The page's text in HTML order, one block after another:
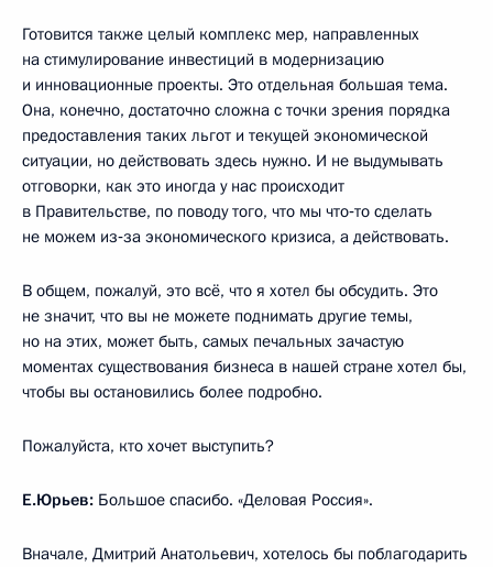
Готовится также целый комплекс мер, направленных
на стимулирование инвестиций в модернизацию
и инновационные проекты. Это отдельная большая тема.
Она, конечно, достаточно сложна с точки зрения порядка
предоставления таких льгот и текущей экономической
ситуации, но действовать здесь нужно. И не выдумывать
отговорки, как это иногда у нас происходит
в Правительстве, по поводу того, что мы что‑то сделать
не можем из‑за экономического кризиса, а действовать.
В общем, пожалуй, это всё, что я хотел бы обсудить. Это
не значит, что вы не можете поднимать другие темы,
но на этих, может быть, самых печальных зачастую
моментах существования бизнеса в нашей стране хотел бы,
чтобы вы остановились более подробно.
Пожалуйста, кто хочет выступить?
Е.Юрьев: Большое спасибо. «Деловая Россия».
Вначале, Дмитрий Анатольевич, хотелось бы поблагодарить